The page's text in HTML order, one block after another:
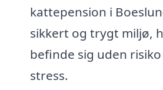
kattepension i
sikkert og trygt miljø,
befinde sig uden
stress.